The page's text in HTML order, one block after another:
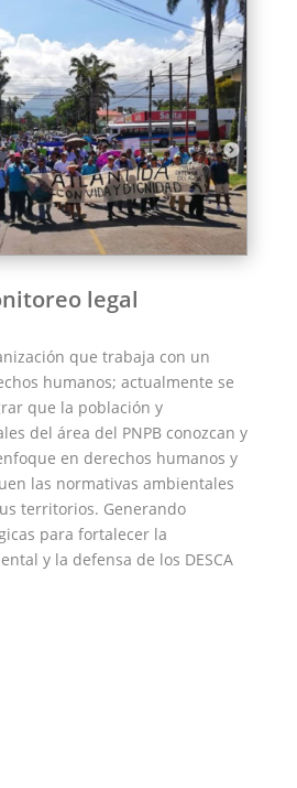
legal
que trabaja con un
humanos; actualmente se
que la población y
del área del PNPB conozcan y
en derechos humanos y
las normativas ambientales
territorios. Generando
para fortalecer la
y la defensa de los DESCA